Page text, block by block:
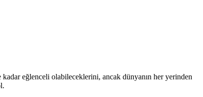
kadar eğlenceli olabileceklerini, ancak dünyanın her yerinden